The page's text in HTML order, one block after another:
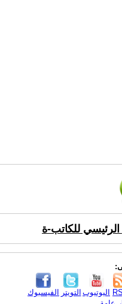
الرئيسي للكاتب-ة
الفيسبوك التويتر اليوتيوب